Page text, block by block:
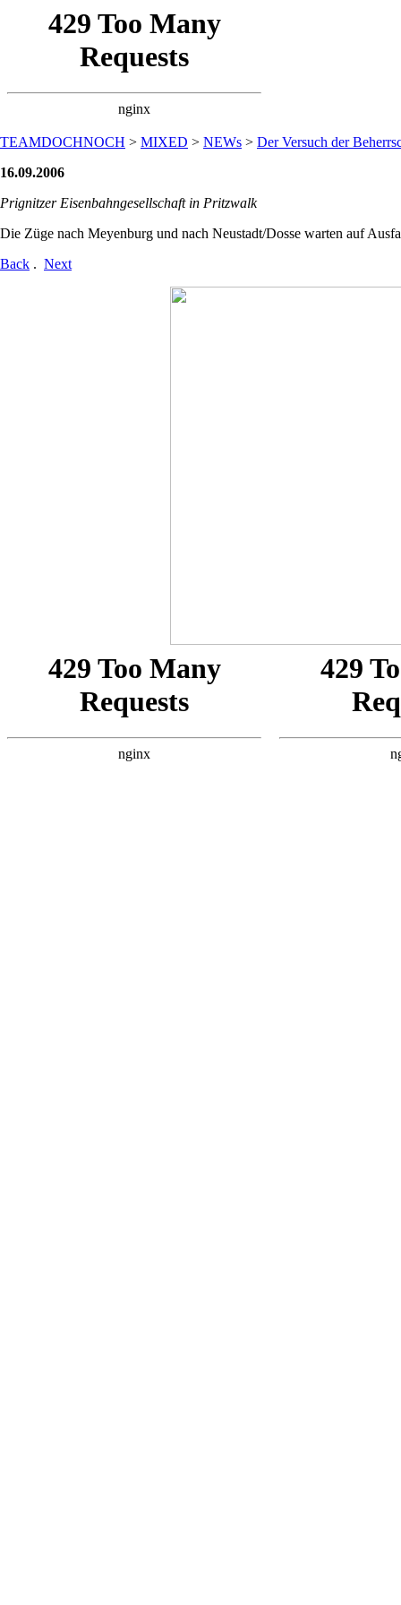
TEAMDOCHNOCH > MIXED > NEWs > Der Versuch der
16.09.2006
Prignitzer Eisenbahngesellschaft in Pritzwalk
Die Züge nach Meyenburg und nach Neustadt/Dosse warten auf
Back . Next